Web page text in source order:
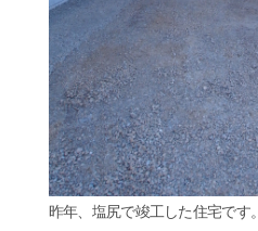
昨年、塩尻で竣工した住宅です。